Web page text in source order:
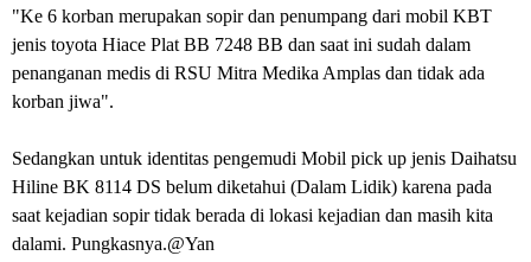
"Ke 6 korban merupakan sopir dan penumpang dari mobil KBT
jenis toyota Hiace Plat BB 7248 BB dan saat ini sudah dalam
penanganan medis di RSU Mitra Medika Amplas dan tidak ada
korban jiwa".
Sedangkan untuk identitas pengemudi Mobil pick up jenis Daihatsu
Hiline BK 8114 DS belum diketahui (Dalam Lidik) karena pada
saat kejadian sopir tidak berada di lokasi kejadian dan masih kita
dalami. Pungkasnya.@Yan